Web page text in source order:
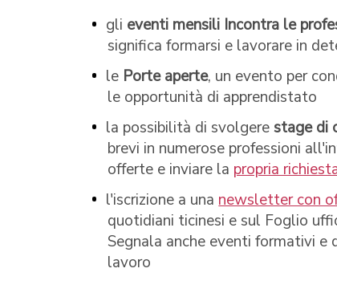
gli eventi mensili Incontra le
significa formarsi e lavorare in
le Porte aperte, un evento per
le opportunità di apprendistato
la possibilità di svolgerestage di
brevi in numerose professioni
offerte e inviare la propria
l'iscrizione a una newsletter con
quotidiani ticinesi e sul Foglio
Segnala anche eventi formativi e
lavoro